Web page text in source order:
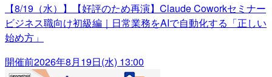
【8/19（水）】【好評のため再演】Claude Coworkセミナー
ビジネス職向け初級編｜日常業務をAIで自動化する「正しい
始め方」
開催前2026年8月19日(水) 13:00